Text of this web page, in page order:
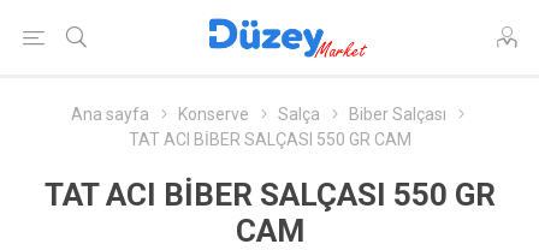
Ana sayfa Konserve Salça
Biber Salçası
TAT ACI BİBER SALÇASI 550 GR CAM
TAT ACI BİBER SALÇASI 550 GR
CAM